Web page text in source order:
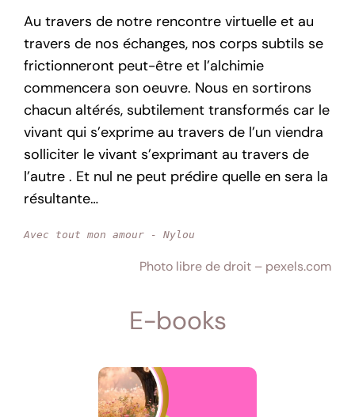
Au travers de notre rencontre virtuelle et au
travers de nos échanges, nos corps subtils se
frictionneront peut-être et l’alchimie
commencera son oeuvre. Nous en sortirons
chacun altérés, subtilement transformés car le
vivant qui s’exprime au travers de l’un viendra
solliciter le vivant s’exprimant au travers de
l’autre . Et nul ne peut prédire quelle en sera la
résultante…
Avec tout mon amour - Nylou
Photo libre de droit – pexels.com
E-books